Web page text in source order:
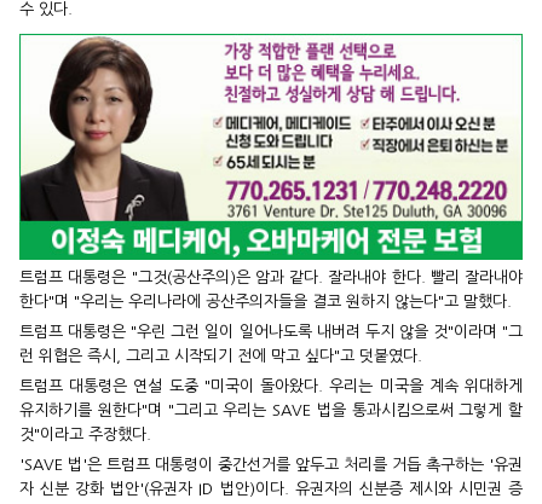
수 있다.
트럼프 대통령은 "그것(공산주의)은 암과 같다. 잘라내야 한다. 빨리 잘라내야
한다"며 "우리는 우리나라에 공산주의자들을 결코 원하지 않는다"고 말했다.
트럼프 대통령은 "우린 그런 일이 일어나도록 내버려 두지 않을 것"이라며 "그
런 위협은 즉시, 그리고 시작되기 전에 막고 싶다"고 덧붙였다.
트럼프 대통령은 연설 도중 "미국이 돌아왔다. 우리는 미국을 계속 위대하게
유지하기를 원한다"며 "그리고 우리는 SAVE 법을 통과시킴으로써 그렇게 할
것"이라고 주장했다.
'SAVE 법'은 트럼프 대통령이 중간선거를 앞두고 처리를 거듭 촉구하는 '유권
자 신분 강화 법안'(유권자 ID 법안)이다. 유권자의 신분증 제시와 시민권 증